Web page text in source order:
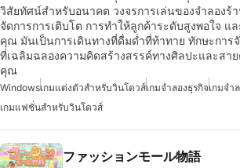
วิสัยทัศน์สำหรับอนาคต วงจรการเล่นของจำลองร้
จัดการการเติบโต การทำให้ลูกค้าระดับสูงพอใจ แ
คุณ มันเป็นการเดินทางที่ดื่มด่ำที่ท้าทาย ทักษะกา
ที่เฉลิมฉลองความคิดสร้างสรรค์ทางศิลปะและสา
คุณ
Windowsเกมแต่งตัวสำหรับวินโดวส์เกมจำลองธุรกิจเกมจำ
เกมแฟชั่นสำหรับวินโดวส์
ファッションモール物語